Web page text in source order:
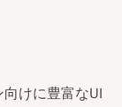
けに豊富なUI